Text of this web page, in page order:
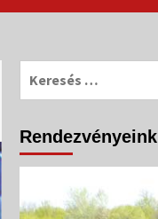
Keresés:
Rendezvényeink